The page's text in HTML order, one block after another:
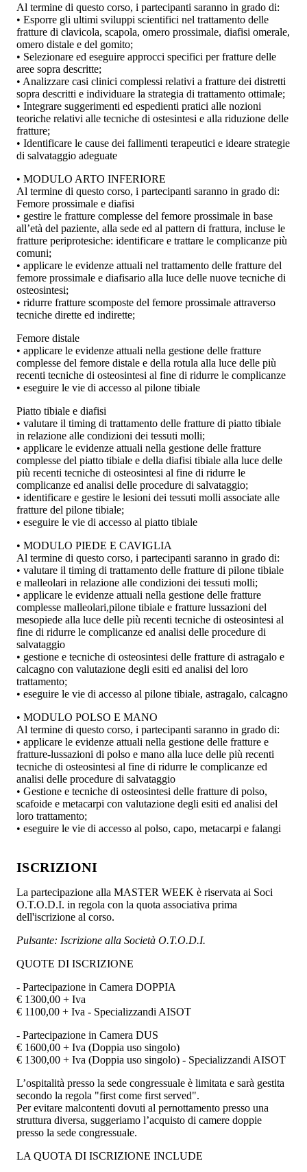
Al termine di questo corso, i partecipanti saranno in grado di:
• Esporre gli ultimi sviluppi scientifici nel trattamento delle
fratture di clavicola, scapola, omero prossimale, diafisi omerale,
omero distale e del gomito;
• Selezionare ed eseguire approcci specifici per fratture delle
aree sopra descritte;
• Analizzare casi clinici complessi relativi a fratture dei distretti
sopra descritti e individuare la strategia di trattamento ottimale;
• Integrare suggerimenti ed espedienti pratici alle nozioni
teoriche relativi alle tecniche di ostesintesi e alla riduzione delle
fratture;
• Identificare le cause dei fallimenti terapeutici e ideare strategie
di salvataggio adeguate
• MODULO ARTO INFERIORE
Al termine di questo corso, i partecipanti saranno in grado di:
Femore prossimale e diafisi
• gestire le fratture complesse del femore prossimale in base
all’età del paziente, alla sede ed al pattern di frattura, incluse le
fratture periprotesiche: identificare e trattare le complicanze più
comuni;
• applicare le evidenze attuali nel trattamento delle fratture del
femore prossimale e diafisario alla luce delle nuove tecniche di
osteosintesi;
• ridurre fratture scomposte del femore prossimale attraverso
tecniche dirette ed indirette;
Femore distale
• applicare le evidenze attuali nella gestione delle fratture
complesse del femore distale e della rotula alla luce delle più
recenti tecniche di osteosintesi al fine di ridurre le complicanze
• eseguire le vie di accesso al pilone tibiale
Piatto tibiale e diafisi
• valutare il timing di trattamento delle fratture di piatto tibiale
in relazione alle condizioni dei tessuti molli;
• applicare le evidenze attuali nella gestione delle fratture
complesse del piatto tibiale e della diafisi tibiale alla luce delle
più recenti tecniche di osteosintesi al fine di ridurre le
complicanze ed analisi delle procedure di salvataggio;
• identificare e gestire le lesioni dei tessuti molli associate alle
fratture del pilone tibiale;
• eseguire le vie di accesso al piatto tibiale
• MODULO PIEDE E CAVIGLIA
Al termine di questo corso, i partecipanti saranno in grado di:
• valutare il timing di trattamento delle fratture di pilone tibiale
e malleolari in relazione alle condizioni dei tessuti molli;
• applicare le evidenze attuali nella gestione delle fratture
complesse malleolari,pilone tibiale e fratture lussazioni del
mesopiede alla luce delle più recenti tecniche di osteosintesi al
fine di ridurre le complicanze ed analisi delle procedure di
salvataggio
• gestione e tecniche di osteosintesi delle fratture di astragalo e
calcagno con valutazione degli esiti ed analisi del loro
trattamento;
• eseguire le vie di accesso al pilone tibiale, astragalo, calcagno
• MODULO POLSO E MANO
Al termine di questo corso, i partecipanti saranno in grado di:
• applicare le evidenze attuali nella gestione delle fratture e
fratture-lussazioni di polso e mano alla luce delle più recenti
tecniche di osteosintesi al fine di ridurre le complicanze ed
analisi delle procedure di salvataggio
• Gestione e tecniche di osteosintesi delle fratture di polso,
scafoide e metacarpi con valutazione degli esiti ed analisi del
loro trattamento;
• eseguire le vie di accesso al polso, capo, metacarpi e falangi
ISCRIZIONI
La partecipazione alla MASTER WEEK è riservata ai Soci
O.T.O.D.I. in regola con la quota associativa prima
dell'iscrizione al corso.
Pulsante: Iscrizione alla Società O.T.O.D.I.
QUOTE DI ISCRIZIONE
- Partecipazione in Camera DOPPIA
€ 1300,00 + Iva
€ 1100,00 + Iva - Specializzandi AISOT
- Partecipazione in Camera DUS
€ 1600,00 + Iva (Doppia uso singolo)
€ 1300,00 + Iva (Doppia uso singolo) - Specializzandi AISOT
L’ospitalità presso la sede congressuale è limitata e sarà gestita
secondo la regola "first come first served".
Per evitare malcontenti dovuti al pernottamento presso una
struttura diversa, suggeriamo l’acquisto di camere doppie
presso la sede congressuale.
LA QUOTA DI ISCRIZIONE INCLUDE